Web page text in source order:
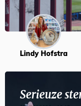
Lindy Hofstra
Serieuze